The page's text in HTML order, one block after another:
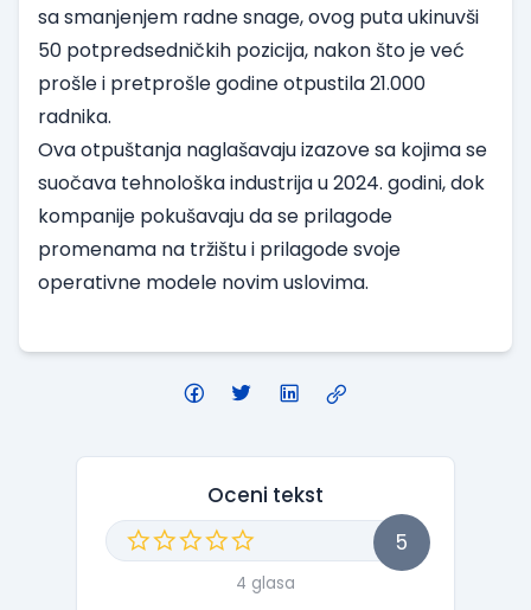
sa smanjenjem radne snage, ovog puta ukinuvši
50 potpredsedničkih pozicija, nakon što je već
prošle i pretprošle godine otpustila 21.000
radnika.
Ova otpuštanja naglašavaju izazove sa kojima se
suočava tehnološka industrija u 2024. godini, dok
kompanije pokušavaju da se prilagode
promenama na tržištu i prilagode svoje
operativne modele novim uslovima.
Oceni tekst
5
4 glasa